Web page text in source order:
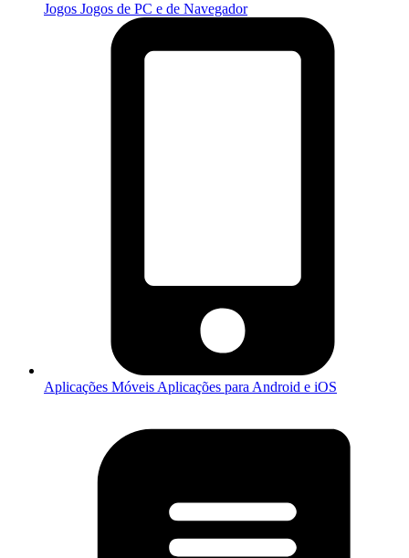
Jogos Jogos de PC e de Navegador
Aplicações Móveis Aplicações para Android e iOS